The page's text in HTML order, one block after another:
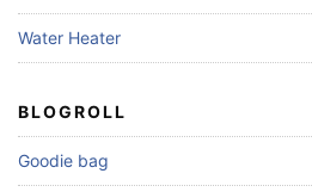
Water Heater
BLOGROLL
Goodie bag